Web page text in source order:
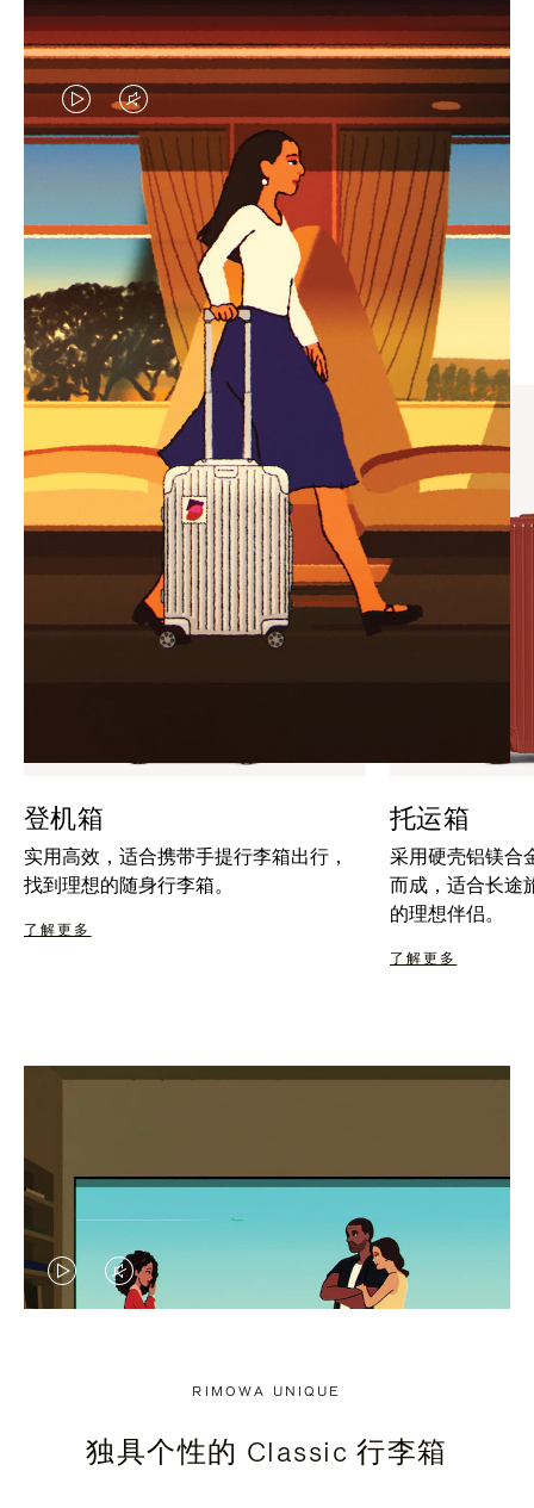
视
频
暂
停，
请
按
下
暂
视
频
已
静
音，
请
点
击
按
钮
取
消
静
臻礼指南
寻觅心仪的出行伴侣，与您共
享缤纷旅程
登机箱
实用高效，适合携带手提行李箱出行，
找到理想的随身行李箱。
了解更多
托运箱
采用硬壳铝镁合
而成，适合长途
的理想伴侣。
了解更多
视
停，
视
音，
RIMOWA UNIQUE
独具个性的 Classic 行李箱